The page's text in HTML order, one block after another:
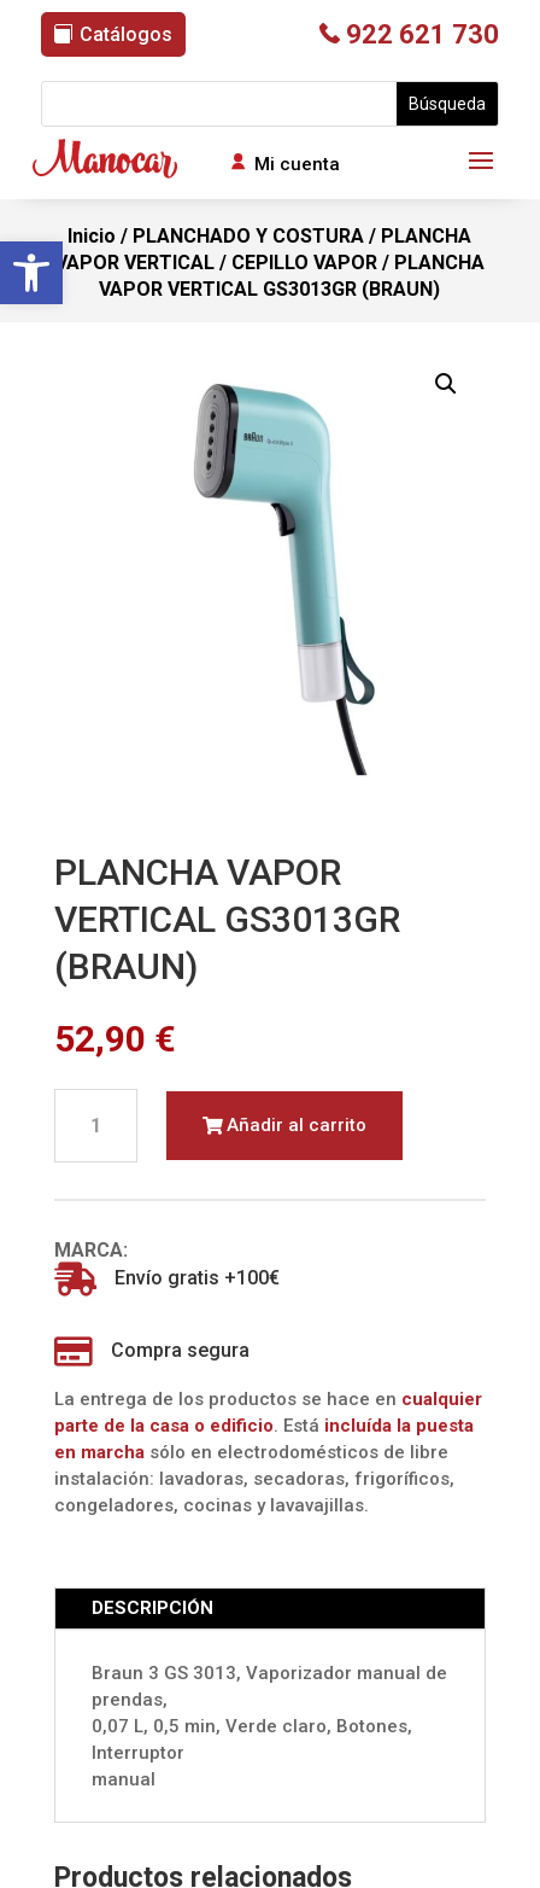
Abrir barra de herramientas
Catálogos 922 621 730
Mi cuenta
Inicio / PLANCHADO Y COSTURA / PLANCHA
VAPOR VERTICAL / CEPILLO VAPOR/ PLANCHA
VAPOR VERTICAL GS3013GR (BRAUN)
PLANCHA VAPOR
VERTICAL GS3013GR
(BRAUN)
52,90 €
VAPOR
Añadir al carrito
MARCA:
 Envío gratis +100€
 Compra segura
La entrega de los productos se hace en cualquier
parte de la casa o edificio. Está incluída la puesta
en marchasólo en electrodomésticos de libre
instalación: lavadoras, secadoras, frigoríficos,
congeladores, cocinas y lavavajillas.
DESCRIPCIÓN
Braun 3 GS 3013, Vaporizador manual de
prendas,
0,07 L, 0,5 min, Verde claro, Botones,
Interruptor
manual
Productos relacionados